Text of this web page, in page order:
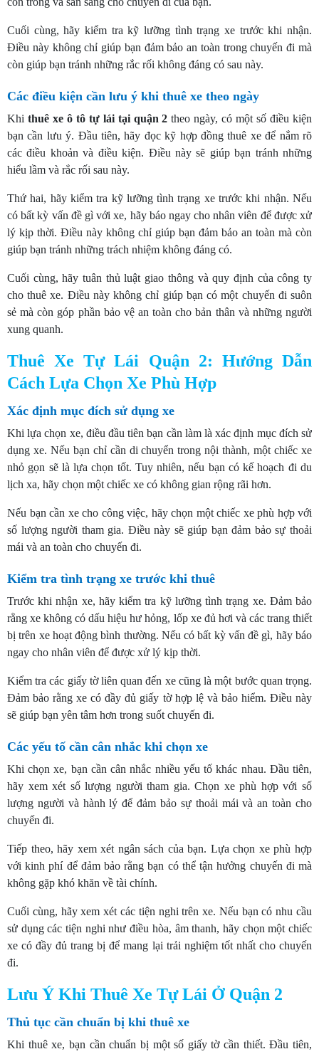
Cuối cùng, hãy kiểm tra kỹ lưỡng tình trạng xe trước khi nhận.
Điều này không chỉ giúp bạn đảm bảo an toàn trong chuyến đi mà
còn giúp bạn tránh những rắc rối không đáng có sau này.
Các điều kiện cần lưu ý khi thuê xe theo ngày
Khi thuê xe ô tô tự lái tại quận 2 theo ngày, có một số điều kiện
bạn cần lưu ý. Đầu tiên, hãy đọc kỹ hợp đồng thuê xe để nắm rõ
các điều khoản và điều kiện. Điều này sẽ giúp bạn tránh những
hiểu lầm và rắc rối sau này.
Thứ hai, hãy kiểm tra kỹ lưỡng tình trạng xe trước khi nhận. Nếu
có bất kỳ vấn đề gì với xe, hãy báo ngay cho nhân viên để được xử
lý kịp thời. Điều này không chỉ giúp bạn đảm bảo an toàn mà còn
giúp bạn tránh những trách nhiệm không đáng có.
Cuối cùng, hãy tuân thủ luật giao thông và quy định của công ty
cho thuê xe. Điều này không chỉ giúp bạn có một chuyến đi suôn
sẻ mà còn góp phần bảo vệ an toàn cho bản thân và những người
xung quanh.
Thuê Xe Tự Lái Quận 2: Hướng Dẫn
Cách Lựa Chọn Xe Phù Hợp
Xác định mục đích sử dụng xe
Khi lựa chọn xe, điều đầu tiên bạn cần làm là xác định mục đích sử
dụng xe. Nếu bạn chỉ cần di chuyển trong nội thành, một chiếc xe
nhỏ gọn sẽ là lựa chọn tốt. Tuy nhiên, nếu bạn có kế hoạch đi du
lịch xa, hãy chọn một chiếc xe có không gian rộng rãi hơn.
Nếu bạn cần xe cho công việc, hãy chọn một chiếc xe phù hợp với
số lượng người tham gia. Điều này sẽ giúp bạn đảm bảo sự thoải
mái và an toàn cho chuyến đi.
Kiểm tra tình trạng xe trước khi thuê
Trước khi nhận xe, hãy kiểm tra kỹ lưỡng tình trạng xe. Đảm bảo
rằng xe không có dấu hiệu hư hỏng, lốp xe đủ hơi và các trang thiết
bị trên xe hoạt động bình thường. Nếu có bất kỳ vấn đề gì, hãy báo
ngay cho nhân viên để được xử lý kịp thời.
Kiểm tra các giấy tờ liên quan đến xe cũng là một bước quan trọng.
Đảm bảo rằng xe có đầy đủ giấy tờ hợp lệ và bảo hiểm. Điều này
sẽ giúp bạn yên tâm hơn trong suốt chuyến đi.
Các yếu tố cần cân nhắc khi chọn xe
Khi chọn xe, bạn cần cân nhắc nhiều yếu tố khác nhau. Đầu tiên,
hãy xem xét số lượng người tham gia. Chọn xe phù hợp với số
lượng người và hành lý để đảm bảo sự thoải mái và an toàn cho
chuyến đi.
Tiếp theo, hãy xem xét ngân sách của bạn. Lựa chọn xe phù hợp
với kinh phí để đảm bảo rằng bạn có thể tận hưởng chuyến đi mà
không gặp khó khăn về tài chính.
Cuối cùng, hãy xem xét các tiện nghi trên xe. Nếu bạn có nhu cầu
sử dụng các tiện nghi như điều hòa, âm thanh, hãy chọn một chiếc
xe có đầy đủ trang bị để mang lại trải nghiệm tốt nhất cho chuyến
đi.
Lưu Ý Khi Thuê Xe Tự Lái Ở Quận 2
Thủ tục cần chuẩn bị khi thuê xe
Khi thuê xe, bạn cần chuẩn bị một số giấy tờ cần thiết. Đầu tiên,